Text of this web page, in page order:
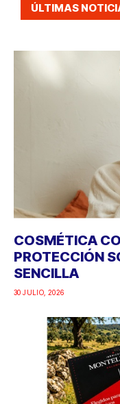
ÚLTIMAS
COSMÉTICA
PROTECCIÓN
SENCILLA
30 JULIO, 2026